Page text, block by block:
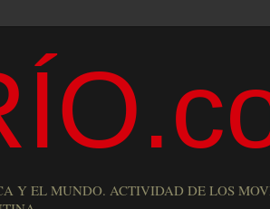
Y EL MUNDO. ACTIVIDAD DE LOS